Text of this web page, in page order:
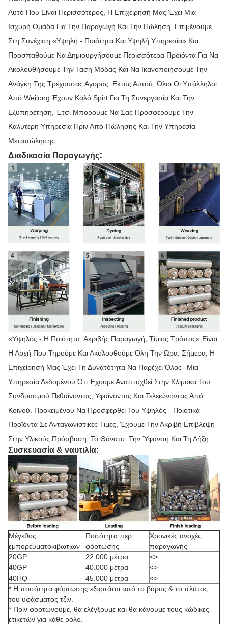
Αυτό Που Είναι Περισσότερος, Η Επιχείρησή Μας Έχει Μια
Ισχυρή Ομάδα Για Την Παραγωγή Και Την Πώληση. Επιμένουμε
Στη Συνέχιση «υψηλή - Ποιότητα Και Υψηλή Υπηρεσία» Και
Προσπαθούμε Να Δημιουργήσουμε Περισσότερα Προϊόντα Για Να
Ακολουθήσουμε Την Τάση Μόδας Και Να Ικανοποιήσουμε Την
Ανάγκη Της Τρέχουσας Αγοράς. Εκτός Αυτού, Όλοι Οι Υπάλληλοι
Από Weilong Έχουν Καλό Spirt Για Τη Συνεργασία Και Την
Εξυπηρέτηση, Έτσι Μπορούμε Να Σας Προσφέρουμε Την
Καλύτερη Υπηρεσία Πριν Από-Πώλησης Και Την Υπηρεσία
Μεταπώλησης.
Διαδικασία Παραγωγής:
«Υψηλός - Η Ποιότητα, Ακριβής Παραγωγή, Τίμιος Τρόπος» Είναι
Η Αρχή Που Τηρούμε Και Ακολουθούμε Όλη Την Ώρα. Σήμερα, Η
Επιχείρησή Μας Έχει Τη Δυνατότητα Να Παρέχει Όλος--μια
Υπηρεσία Δεδομένου Ότι Έχουμε Αναπτυχθεί Στην Κλίμακα Του
Συνδυασμού Πεθαίνοντας, Υφαίνοντας Και Τελειώνοντας Από
Κοινού. Προκειμένου Να Προσφερθεί Του Υψηλός - Ποιοτικά
Προϊόντα Σε Ανταγωνιστικές Τιμές, Έχουμε Την Ακριβή Επίβλεψη
Στην Υλικούς Πρόσβαση, Το Θάνατο, Την Ύφανση Και Τη Λήξη.
Συσκευασία & ναυτιλία:
Μέγεθος
εμπορευματοκιβωτίων
Ποσότητα περ.
φόρτωσης
Χρονικές ανοχές
παραγωγής
20GP
22.000 μέτρα
<>
40GP
40.000 μέτρα
<>
40HQ
45.000 μέτρα
<>
* Η ποσότητα φόρτωσης εξαρτάται από το βάρος & το πλάτος
του υφάσματος τζιν.
* Πρίν φορτώνουμε, θα ελέγξουμε και θα κάνουμε τους κώδικες
ετικετών για κάθε ρόλο.